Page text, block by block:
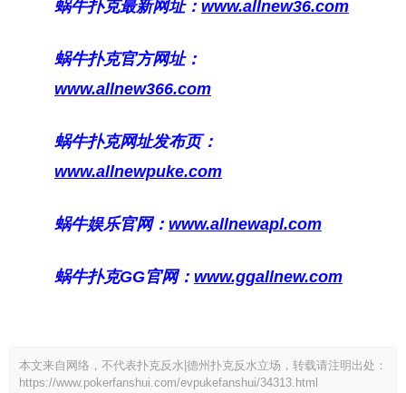
蜗牛扑克最新网址： www.allnew36.com
蜗牛扑克官方网址：
www.allnew366.com
蜗牛扑克网址发布页：
www.allnewpuke.com
蜗牛娱乐官网： www.allnewapl.com
蜗牛扑克GG官网： www.ggallnew.com
本文来自网络，不代表扑克反水|德州扑克反水立场，转载请注明出处：
https://www.pokerfanshui.com/evpukefanshui/34313.html